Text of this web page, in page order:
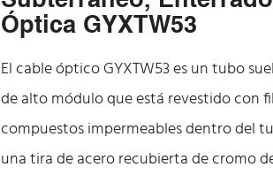
Óptica GYXTW53
El cable óptico GYXTW53 es un tubo
de alto módulo que está revestido con
compuestos impermeables dentro del
una tira de acero recubierta de cromo